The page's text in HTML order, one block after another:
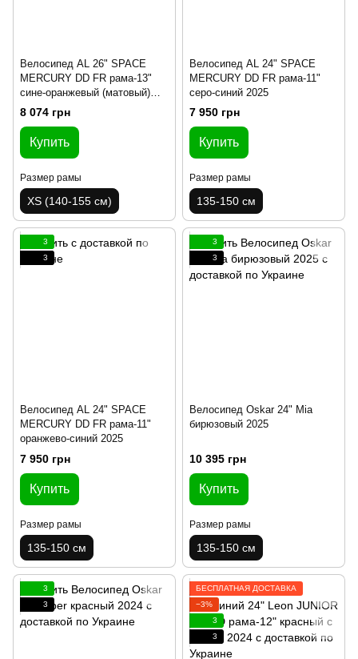
Велосипед AL 26" SPACE
MERCURY DD FR рама-13"
сине-оранжевый (матовый)
2025
8 074 грн
Купить
Размер рамы
XS (140-155 см)
Велосипед AL 24" SPACE
MERCURY DD FR рама-11"
серо-синий 2025
7 950 грн
Купить
Размер рамы
135-150 см
3
3
Велосипед AL 24" SPACE
MERCURY DD FR рама-11"
оранжево-синий 2025
7 950 грн
Купить
Размер рамы
135-150 см
3
3
Велосипед Oskar 24" Mia
бирюзовый 2025
10 395 грн
Купить
Размер рамы
135-150 см
3
3
БЕСПЛАТНАЯ ДОСТАВКА
−3%
3
3